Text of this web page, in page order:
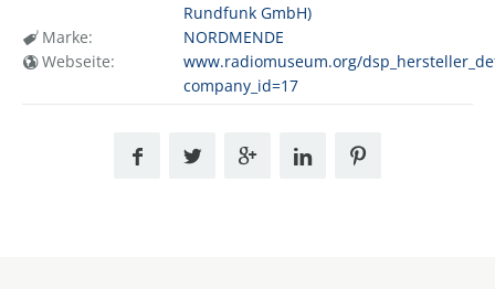
Rundfunk GmbH)
Marke:
NORDMENDE
Webseite:
www.radiomuseum.org/
company_id=17